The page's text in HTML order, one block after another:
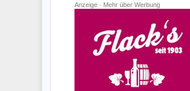
Anzeige · Mehr über Werbung